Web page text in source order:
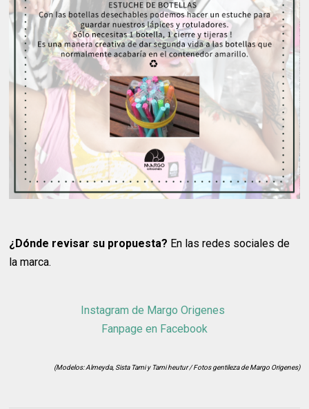
¿Dónde revisar su propuesta? En las redes sociales de
la marca.
Instagram de Margo Origenes
Fanpage en Facebook
(Modelos: Almeyda, Sista Tami y Tami heutur / Fotos gentileza de Margo Origenes)